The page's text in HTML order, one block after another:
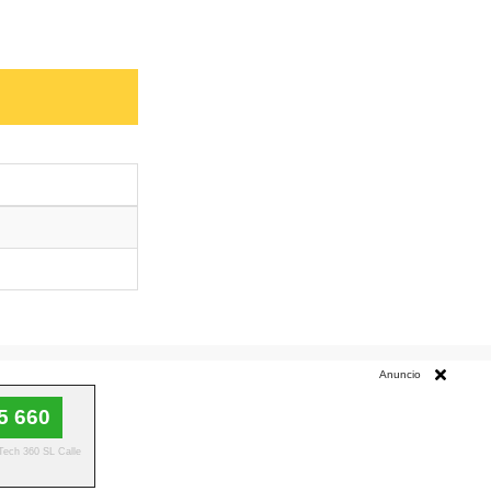
y trámites como: procesos a seguir, teléfonos, formas deAnuncio
660
360 SL Calle